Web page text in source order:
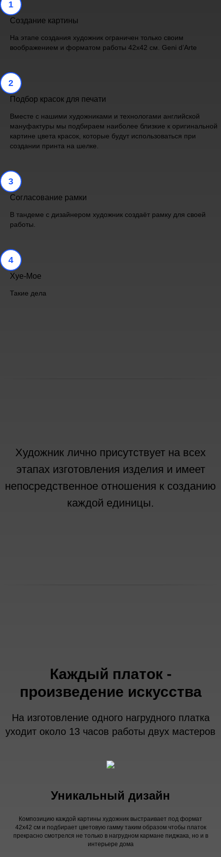
1
Создание картины
На этапе создания художник ограничен только своим
воображением и форматом работы 42х42 см. Geni d’Arte
2
Подбор красок для печати
Вместе с нашими художниками и технологами английской
мануфактуры мы подбираем наиболее близкие к оригинальной
картине цвета красок, которые будут использоваться при
создании принта на шелке.
3
Согласование рамки
В тандеме с дизайнером художник создаёт рамку для своей
работы.
4
Хуе-Мое
Такие дела
Художник лично присутствует на всех
этапах изготовления изделия и имеет
непосредственное отношения к созданию
каждой единицы.
Каждый платок -
произведение искусства
На изготовление одного нагрудного платка
уходит около 13 часов работы двух мастеров
Уникальный дизайн
Композицию каждой картины художник выстраивает под формат
42х42 см и подбирает цветовую гамму таким образом чтобы платок
прекрасно смотрелся не только в нагрудном кармане пиджака, но и в
интерьере дома